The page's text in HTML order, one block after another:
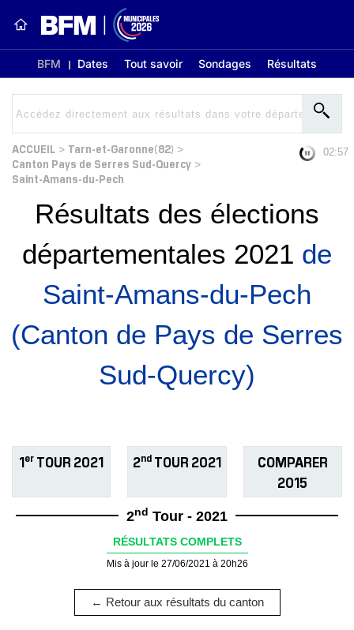
BFM Dates Tout savoir Sondages Résultats
ACCUEIL > Tarn-et-Garonne(82) >
Canton Pays de Serres Sud-Quercy >
Saint-Amans-du-Pech
02:56
Résultats des élections
départementales 2021 de
Saint-Amans-du-Pech
(Canton de Pays de Serres
Sud-Quercy)
1er TOUR 2021 2ndTOUR 2021
COMPARER
2015
2nd Tour - 2021
RÉSULTATS COMPLETS
Mis à jour le 27/06/2021 à 20h26
← Retour aux résultats du canton